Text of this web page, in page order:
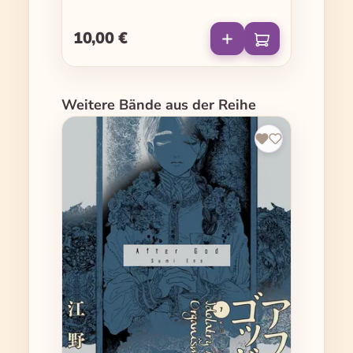
Regulärer Preis:
10,00 €
Produktgalerie überspringen
Weitere Bände aus der Reihe